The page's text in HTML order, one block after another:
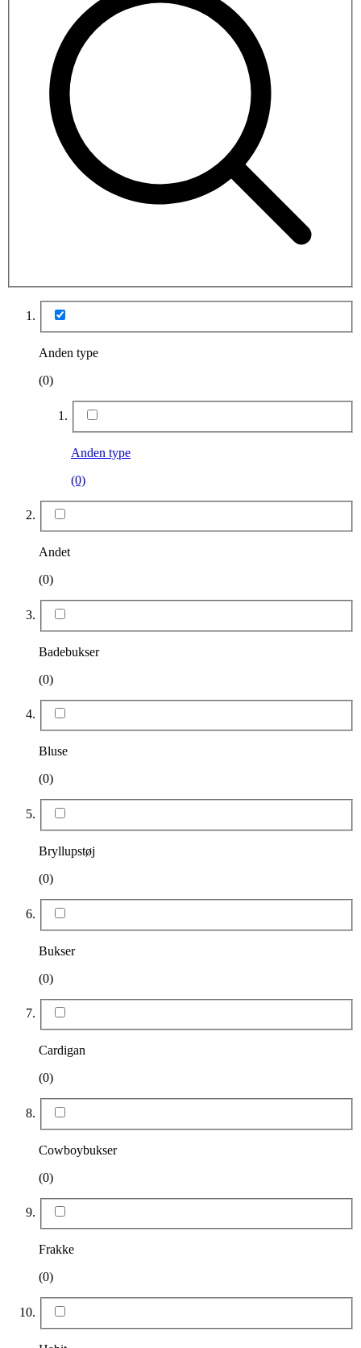
Anden type
(0)
Anden type
(0)
Andet
(0)
Badebukser
(0)
Bluse
(0)
Bryllupstøj
(0)
Bukser
(0)
Cardigan
(0)
Cowboybukser
(0)
Frakke
(0)